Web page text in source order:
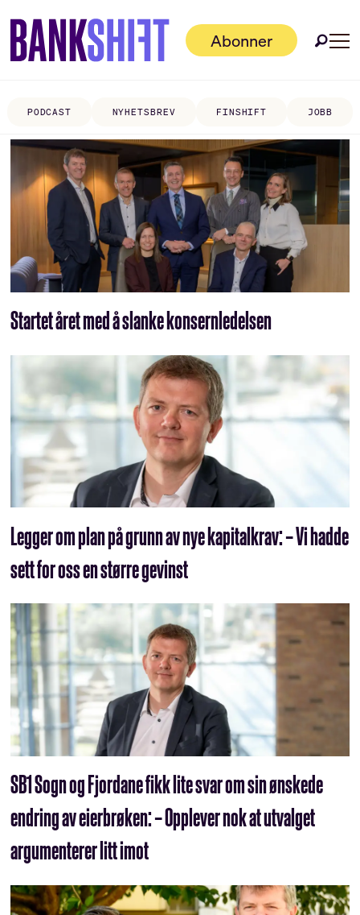
Abonner
PODCAST NYHETSBREV FINSHIFT JOBB
Tag:
frode
vasseth
Startet året med å slanke konsernledelsen
Legger om plan på grunn av nye kapitalkrav: – Vi hadde
sett for oss en større gevinst
SB1 Sogn og Fjordane fikk lite svar om sin ønskede
endring av eierbrøken: – Opplever nok at utvalget
argumenterer litt imot